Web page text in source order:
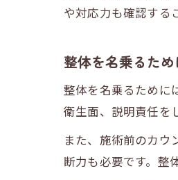
や対応力も確認する
整体を名乗るた
整体を名乗るために
衛生面、説明責任を
また、施術前のカウ
断力も必要です。整